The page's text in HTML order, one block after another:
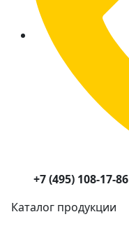
+7 (495) 108-17-86
Каталог продукции